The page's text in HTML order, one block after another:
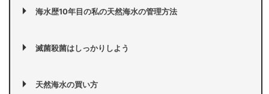
海水歴10年目の私の天然海水の管理方法
滅菌殺菌はしっかりしよう
天然海水の買い方